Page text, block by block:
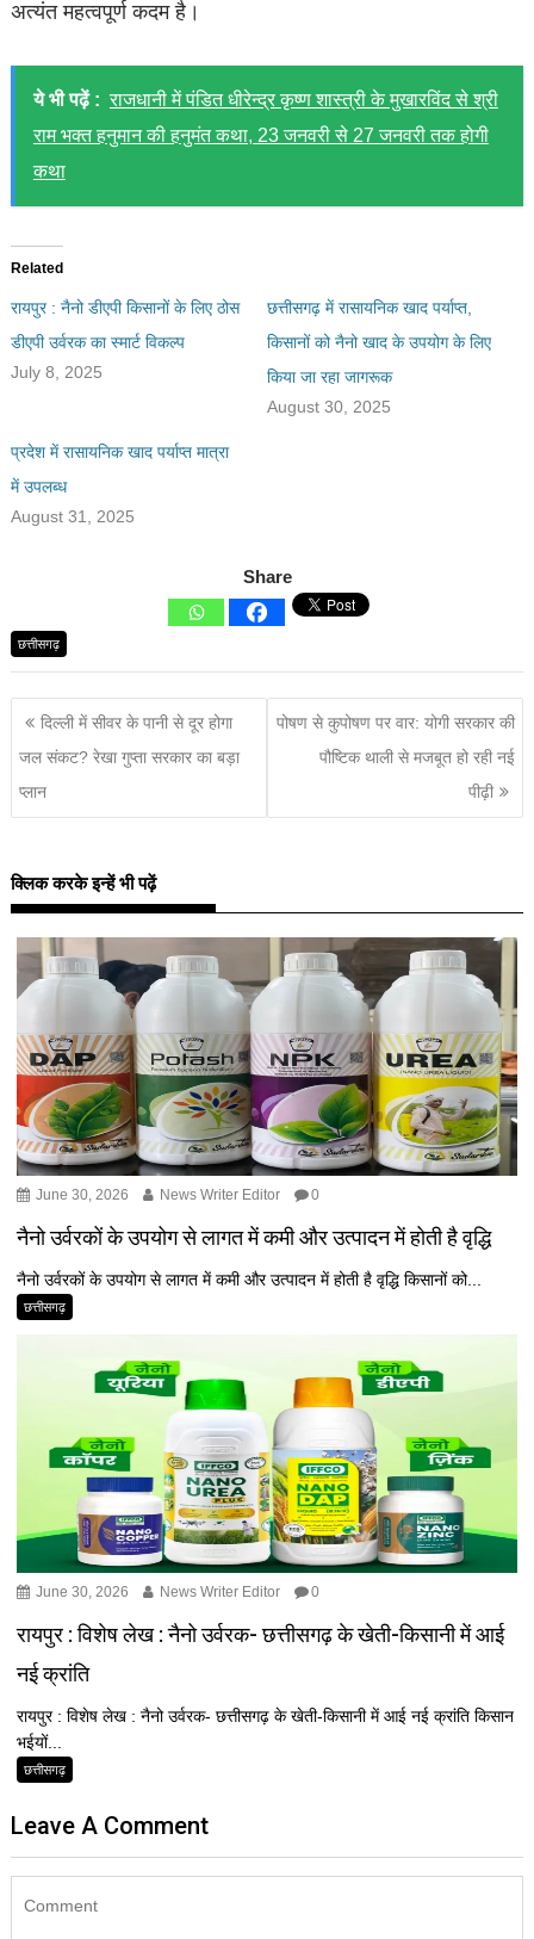
अत्यंत महत्वपूर्ण कदम है।
ये भी पढ़ें : राजधानी में पंडित धीरेन्द्र कृष्ण शास्त्री के मुखारविंद से श्री
राम भक्त हनुमान की हनुमंत कथा, 23 जनवरी से 27 जनवरी तक होगी
कथा
Related
रायपुर : नैनो डीएपी किसानों के लिए ठोस
डीएपी उर्वरक का स्मार्ट विकल्प
July 8, 2025
छत्तीसगढ़ में रासायनिक खाद पर्याप्त,
किसानों को नैनो खाद के उपयोग के लिए
किया जा रहा जागरूक
August 30, 2025
प्रदेश में रासायनिक खाद पर्याप्त मात्रा
में उपलब्ध
August 31, 2025
Share
छत्तीसगढ़
दिल्ली में सीवर के पानी से दूर होगा
जल संकट? रेखा गुप्ता सरकार का बड़ा
प्लान
पोषण से कुपोषण पर वार: योगी सरकार की
पौष्टिक थाली से मजबूत हो रही नई
पीढ़ी
क्लिक करके इन्हें भी पढ़ें
June 30, 2026 News Writer Editor 0
नैनो उर्वरकों के उपयोग से लागत में कमी और उत्पादन में होती है वृद्धि
नैनो उर्वरकों के उपयोग से लागत में कमी और उत्पादन में होती है वृद्धि किसानों को...
छत्तीसगढ़
June 30, 2026 News Writer Editor 0
रायपुर : विशेष लेख : नैनो उर्वरक- छत्तीसगढ़ के खेती-किसानी में आई
नई क्रांति
रायपुर : विशेष लेख : नैनो उर्वरक- छत्तीसगढ़ के खेती-किसानी में आई नई क्रांति किसान
भईयों...
छत्तीसगढ़
Leave A Comment